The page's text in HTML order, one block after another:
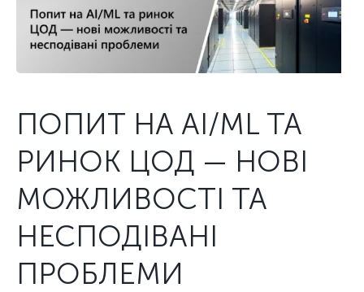
Блог
Контакти
ПОПИТ НА AI/ML ТА
РИНОК ЦОД — НОВІ
МОЖЛИВОСТІ ТА
НЕСПОДІВАНІ
ПРОБЛЕМИ